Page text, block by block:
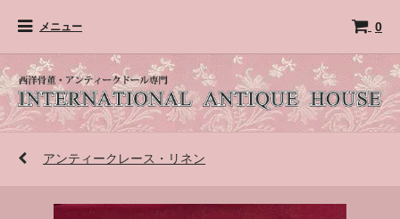
メニュー 0
アンティークレース・リネン